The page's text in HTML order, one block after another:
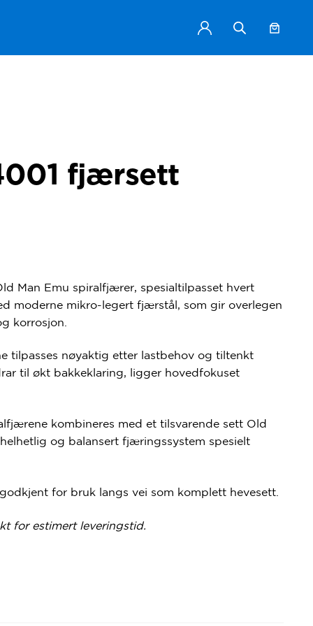
fjærsett
Man Emu spiralfjærer, spesialtilpasset hvert
moderne mikro-legert fjærstål, som gir overlegen
korrosjon
tilpasses nøyaktig etter lastbehovog tiltenkt
til økt bakkeklaring, ligger hovedfokuset
kombineres med et tilsvarende sett Old
helhetlig og balansert fjæringssystem spesielt
for bruk langs vei som komplett hevesett.
for estimert leveringstid.